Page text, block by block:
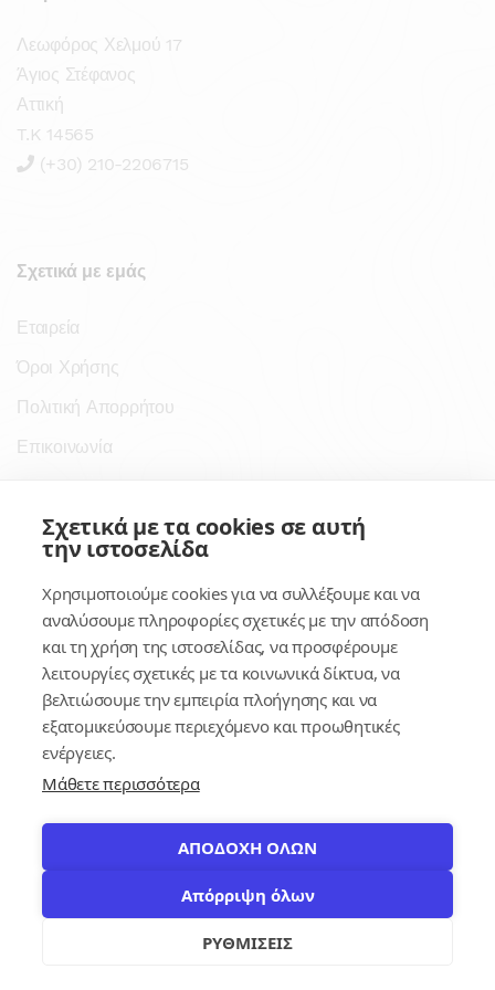
Λεωφόρος Χελμού 17
Άγιος Στέφανος
Αττική
T.K 14565
(+30) 210-2206715
Σχετικά με εμάς
Εταιρεία
Όροι Χρήσης
Πολιτική Απορρήτου
Επικοινωνία
Σύνδεσμοι
Κέντρο Γνώσης
Πλατφόρμα
Εγγραφή
Για δημοσίους υπαλλήλους
contracts.grΜε επιφύλαξη παντός δικαιώματος.
settings
Σχετικά με τα cookies σε αυτή
την ιστοσελίδα
Χρησιμοποιούμε cookies για να συλλέξουμε και να
αναλύσουμε πληροφορίες σχετικές με την απόδοση
και τη χρήση της ιστοσελίδας, να προσφέρουμε
λειτουργίες σχετικές με τα κοινωνικά δίκτυα, να
βελτιώσουμε την εμπειρία πλοήγησης και να
εξατομικεύσουμε περιεχόμενο και προωθητικές
ενέργειες.
Μάθετε περισσότερα
ΑΠΟΔΟΧΗ ΟΛΩΝ
Απόρριψη όλων
ΡΥΘΜΙΣΕΙΣ